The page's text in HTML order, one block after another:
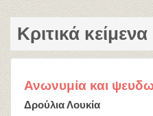
Κριτικά κείμενα
Ανωνυμία και
Δρούλια Λουκία